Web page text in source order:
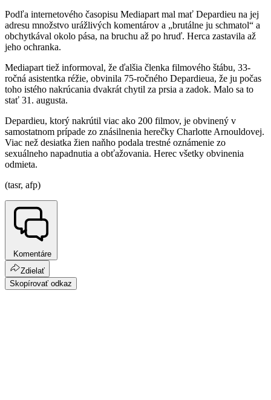
Podľa internetového časopisu Mediapart mal mať Depardieu na jej
adresu množstvo urážlivých komentárov a „brutálne ju schmatol“ a
obchytkával okolo pása, na bruchu až po hruď. Herca zastavila až
jeho ochranka.
Mediapart tiež informoval, že ďalšia členka filmového štábu, 33-
ročná asistentka réžie, obvinila 75-ročného Depardieua, že ju počas
toho istého nakrúcania dvakrát chytil za prsia a zadok. Malo sa to
stať 31. augusta.
Depardieu, ktorý nakrútil viac ako 200 filmov, je obvinený v
samostatnom prípade zo znásilnenia herečky Charlotte Arnouldovej.
Viac než desiatka žien naňho podala trestné oznámenie zo
sexuálneho napadnutia a obťažovania. Herec všetky obvinenia
odmieta.
(tasr, afp)
Komentáre
Zdielať
Skopírovať odkaz